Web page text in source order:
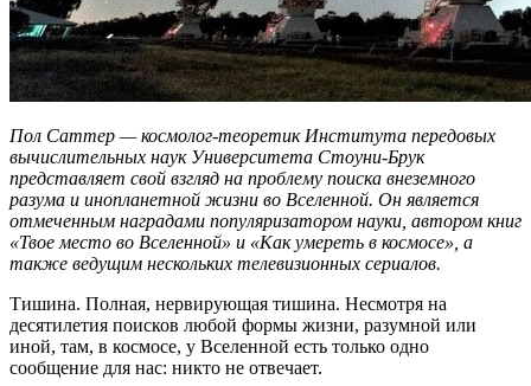
Пол Саттер — космолог-теоретик Института передовых
вычислительных наук Университета Стоуни-Брук
представляет свой взгляд на проблему поиска внеземного
разума и инопланетной жизни во Вселенной. Он является
отмеченным наградами популяризатором науки, автором книг
«Твое место во Вселенной» и «Как умереть в космосе», а
также ведущим нескольких телевизионных сериалов.
Тишина. Полная, нервирующая тишина. Несмотря на
десятилетия поисков любой формы жизни, разумной или
иной, там, в космосе, у Вселенной есть только одно
сообщение для нас: никто не отвечает.